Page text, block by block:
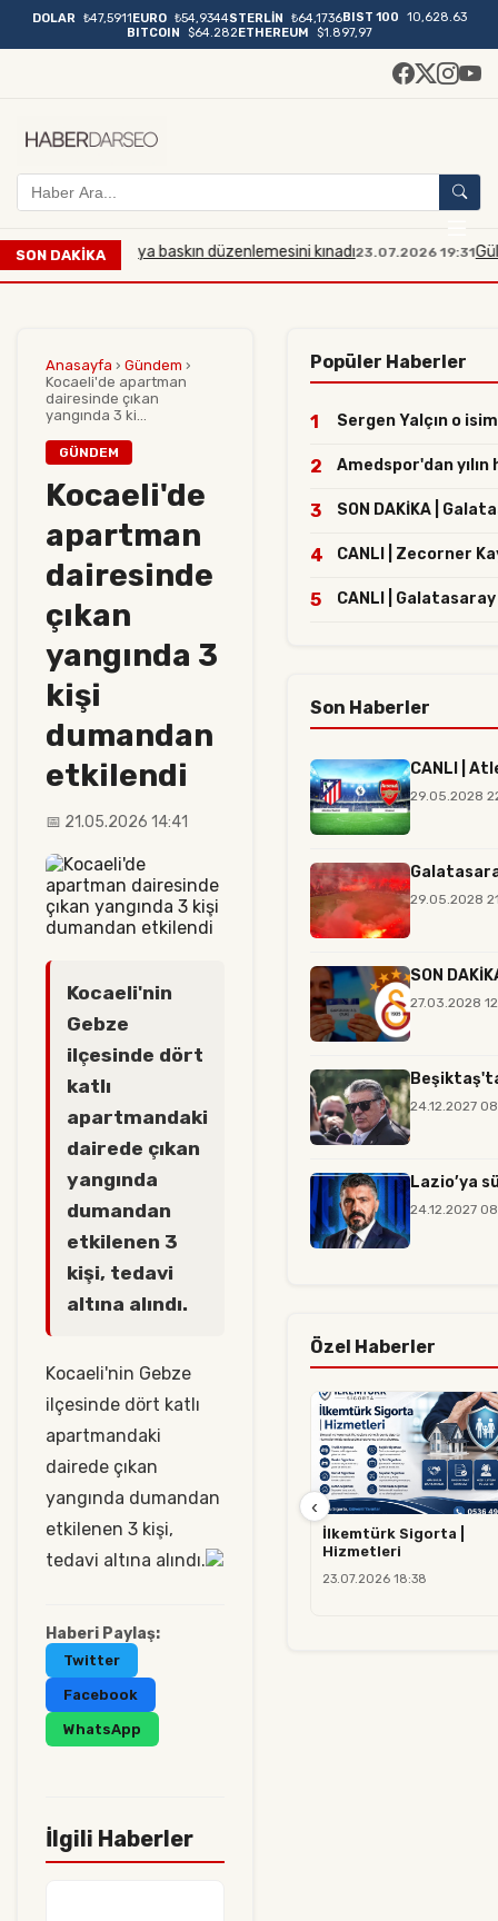
DOLAR ₺47,5911EURO ₺54,9344STERLİN ₺64,1736BIST 100
10,628.63
BITCOIN
$64.282ETHEREUM $1.897,97
SON DAKİKA
i Aksa'ya baskın düzenlemesini kınadı23.07.2026 19:31Gülistan
Anasayfa › Gündem ›
Kocaeli'de apartman
dairesinde çıkan
yangında 3 ki...
GÜNDEM
Kocaeli'de
apartman
dairesinde
çıkan
yangında 3
kişi
dumandan
etkilendi
📅 21.05.2026 14:41
Kocaeli'nin
Gebze
ilçesinde dört
katlı
apartmandaki
dairede çıkan
yangında
dumandan
etkilenen 3
kişi, tedavi
altına alındı.
Kocaeli'nin Gebze
ilçesinde dört katlı
apartmandaki
dairede çıkan
yangında dumandan
etkilenen 3 kişi,
tedavi altına alındı.
Haberi Paylaş:
Twitter
Facebook
WhatsApp
İlgili Haberler
Popüler Haberler
1 Sergen Yalçın o
2 Amedspor'dan
3 SON DAKİKA |
4 CANLI | Zecorner
5 CANLI |
Son Haberler
CANLI |
29.05.2028
29.05.2028
SON
27.03.2028
24.12.2027
Lazio’ya
24.12.2027
Özel Haberler
İlkemtürk Sigorta |
Hizmetleri
23.07.2026 18:38
‹